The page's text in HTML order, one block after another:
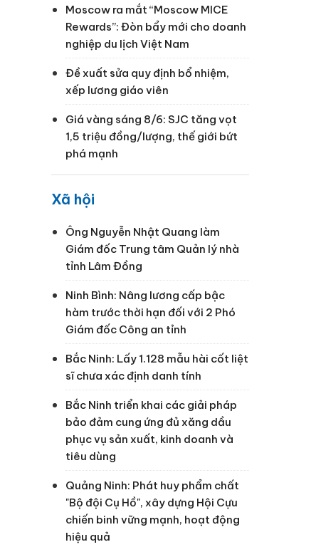
Moscow ra mắt “Moscow MICE
Rewards”: Đòn bẩy mới cho doanh
nghiệp du lịch Việt Nam
Đề xuất sửa quy định bổ nhiệm,
xếp lương giáo viên
Giá vàng sáng 8/6: SJC tăng vọt
1,5 triệu đồng/lượng, thế giới bứt
phá mạnh
Xã hội
Ông Nguyễn Nhật Quang làm
Giám đốc Trung tâm Quản lý nhà
tỉnh Lâm Đồng
Ninh Bình: Nâng lương cấp bậc
hàm trước thời hạn đối với 2 Phó
Giám đốc Công an tỉnh
Bắc Ninh: Lấy 1.128 mẫu hài cốt liệt
sĩ chưa xác định danh tính
Bắc Ninh triển khai các giải pháp
bảo đảm cung ứng đủ xăng dầu
phục vụ sản xuất, kinh doanh và
tiêu dùng
Quảng Ninh: Phát huy phẩm chất
"Bộ đội Cụ Hồ", xây dựng Hội Cựu
chiến binh vững mạnh, hoạt động
hiệu quả